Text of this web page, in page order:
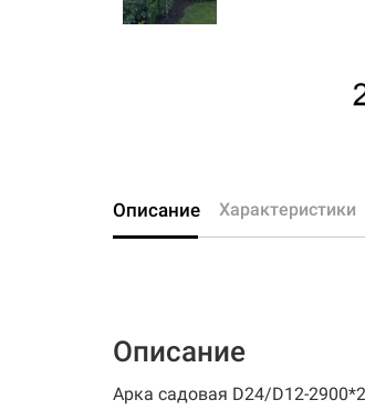
Описание Характеристики
Описание
Арка садовая D24/D12-